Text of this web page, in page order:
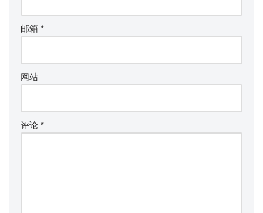
邮箱 *
网站
评论 *